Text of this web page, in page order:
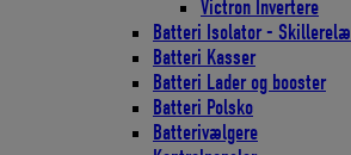
Victron Invertere
Batteri Isolator - Skillerelæ
Batteri Kasser
Batteri Lader og booster
Batteri Polsko
Batterivælgere